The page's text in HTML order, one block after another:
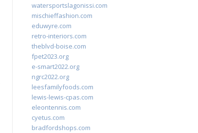
watersportslagonissi.com
mischieffashion.com
eduwyre.com
retro-interiors.com
theblvd-boise.com
fpet2023.org
e-smart2022.org
ngrc2022.org
leesfamilyfoods.com
lewis-lewis-cpas.com
eleontennis.com
cyetus.com
bradfordshops.com